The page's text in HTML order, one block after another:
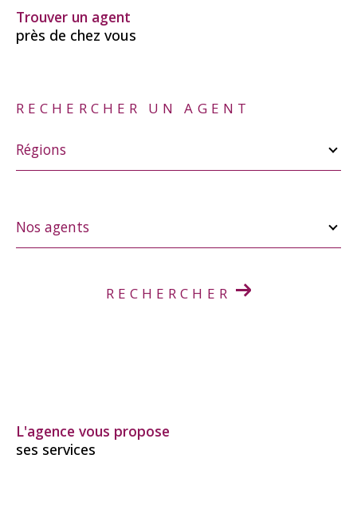
Trouver un agent
près de chez vous
RECHERCHER UN AGENT
une
Régions
Nos agents
RECHERCHER
L'agence vous propose
ses services